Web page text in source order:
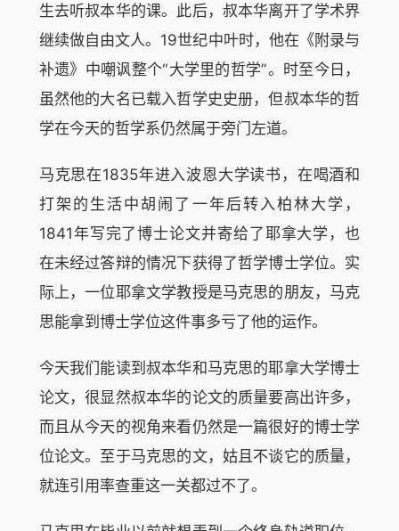
生去听叔本华的课。此后，叔本华离开了学术界
继续做自由文人。19世纪中叶时，他在《附录与
补遗》中嘲讽整个“大学里的哲学”。时至今日，
虽然他的大名已载入哲学史史册，但叔本华的哲
学在今天的哲学系仍然属于旁门左道。
马克思在1835年进入波恩大学读书，在喝酒和
打架的生活中胡闹了一年后转入柏林大学，
1841年写完了博士论文并寄给了耶拿大学，也
在未经过答辩的情况下获得了哲学博士学位。实
际上，一位耶拿文学教授是马克思的朋友，马克
思能拿到博士学位这件事多亏了他的运作。
今天我们能读到叔本华和马克思的耶拿大学博士
论文，很显然叔本华的论文的质量要高出许多，
而且从今天的视角来看仍然是一篇很好的博士学
位论文。至于马克思的文，姑且不谈它的质量，
就连引用率查重这一关都过不了。